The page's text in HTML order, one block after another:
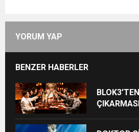
YORUM YAP
BENZER HABERLER